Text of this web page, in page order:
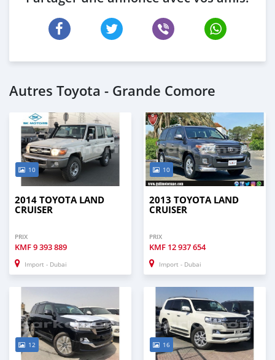
Autres Toyota - Grande Comore
10
2014 TOYOTA LAND
CRUISER
PRIX
KMF9 393 889
Import - Dubai
10
2013 TOYOTA LAND
CRUISER
PRIX
KMF 12 937 654
Import - Dubai
12 16